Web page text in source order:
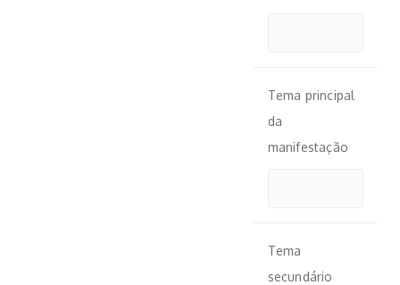
Tema principal
da
manifestação
Tema
secundário